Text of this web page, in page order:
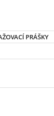
PRÁŠKY